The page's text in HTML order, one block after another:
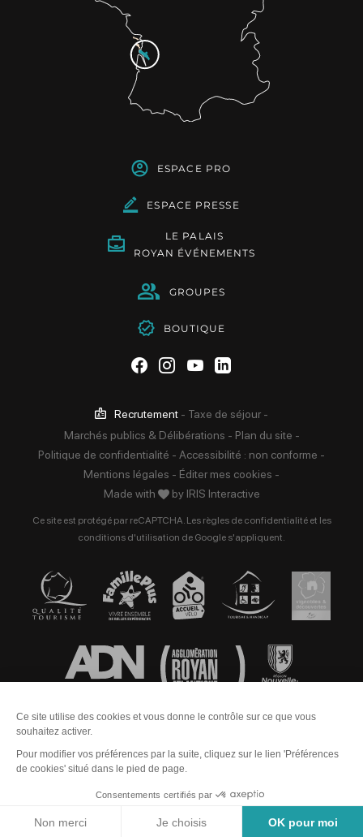
ESPACE PRO
ESPACE PRESSE
LE PALAIS
ROYAN ÉVÉNEMENTS
GROUPES
BOUTIQUE
Suivez-nous sur Facebook
Suivez-nous sur
Suivez-nous sur
Suivez-nous sur
Recrutement - Taxe de séjour -
Marchés publics & Délibérations - Plan du site -
Politique de confidentialité - Accessibilité : non conforme -
Mentions légales - Éditer mes cookies -
Made with
by IRIS Interactive
Ce site est protégé par reCAPTCHA. Les règles de confidentialitéet les
conditions d'utilisation de Google s'appliquent.